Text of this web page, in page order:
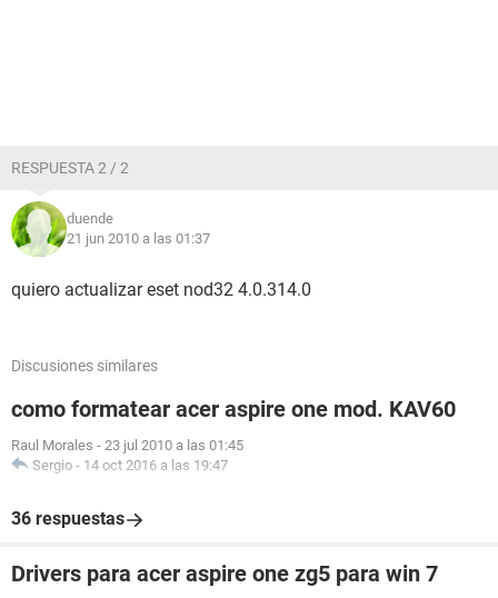
RESPUESTA 2 / 2
duende
21 jun 2010 a las 01:37
quiero actualizar eset nod32 4.0.314.0
Discusiones similares
como formatear acer aspire one mod. KAV60
Raul Morales - 23 jul 2010 a las 01:45
Sergio - 14 oct 2016 a las 19:47
36 respuestas
Drivers para acer aspire one zg5 para win 7